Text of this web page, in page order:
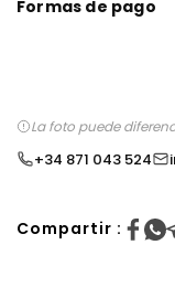
Formas de pago
La foto puede
+34 871 043 524
Compartir :